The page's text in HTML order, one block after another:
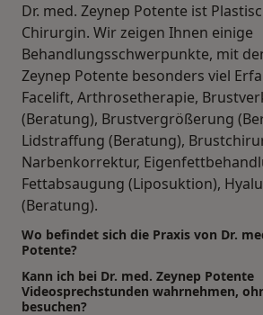
Dr. med. Zeynep Potente ist
Chirurgin. Wir zeigen Ihnen einige
Behandlungsschwerpunkte, mit
Zeynep Potente besonders viel
Facelift, Arthrosetherapie,
(Beratung), Brustvergrößerung
Lidstraffung (Beratung),
Narbenkorrektur,
Fettabsaugung (Liposuktion),
(Beratung).
Wo befindet sich die Praxis von Dr.
Potente?
Kann ich bei Dr. med. Zeynep Potente
Videosprechstunden wahrnehmen,
besuchen?